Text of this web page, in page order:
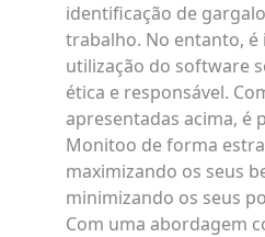
identificação de
trabalho. No entanto,
utilização do software
ética e responsável.
apresentadas acima, é
Monitoo de forma
maximizando os seus
minimizando os seus
Com uma abordagem